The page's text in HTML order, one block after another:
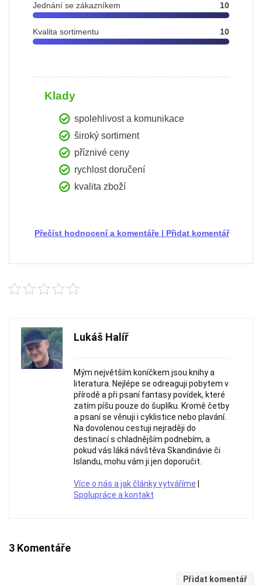
Jednání se zákazníkem 10
Kvalita sortimentu 10
Klady
spolehlivost a komunikace
široký sortiment
příznivé ceny
rychlost doručení
kvalita zboží
Přidat komentář
|
Přečíst hodnocení a komentáře
Lukáš Halíř
Mým největším koníčkem jsou knihy a
literatura. Nejlépe se odreaguji pobytem v
přírodě a při psaní fantasy povídek, které
zatím píšu pouze do šuplíku. Kromě četby
a psaní se věnuji i cyklistice nebo plavání.
Na dovolenou cestuji nejraději do
destinací s chladnějším podnebím, a
pokud vás láká návštěva Skandinávie či
Islandu, mohu vám ji jen doporučit.
Více o nás a jak články vytváříme
Spolupráce a kontakt
3 Komentáře
Přidat komentář